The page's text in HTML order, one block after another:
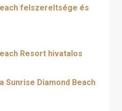
felszereltsége és
Resort hivatalos
Sunrise Diamond Beach